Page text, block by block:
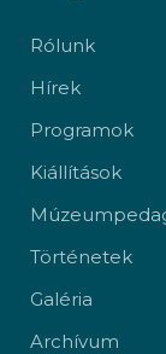
Rólunk
Hírek
Programok
Kiállítások
Történetek
Galéria
Archívum